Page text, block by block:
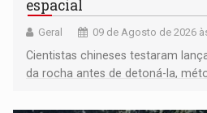
espacial
Geral 09 de Agosto de 2026
Cientistas chineses testaram
da rocha antes de detoná-la,